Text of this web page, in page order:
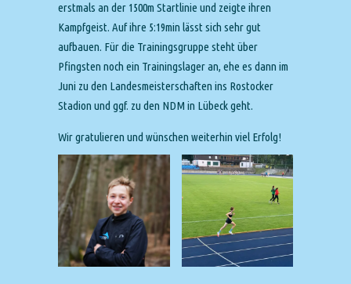
erstmals an der 1500m Startlinie und zeigte ihren
Kampfgeist. Auf ihre 5:19min lässt sich sehr gut
aufbauen. Für die Trainingsgruppe steht über
Pfingsten noch ein Trainingslager an, ehe es dann im
Juni zu den Landesmeisterschaften ins Rostocker
Stadion und ggf. zu den NDM in Lübeck geht.
Wir gratulieren und wünschen weiterhin viel Erfolg!